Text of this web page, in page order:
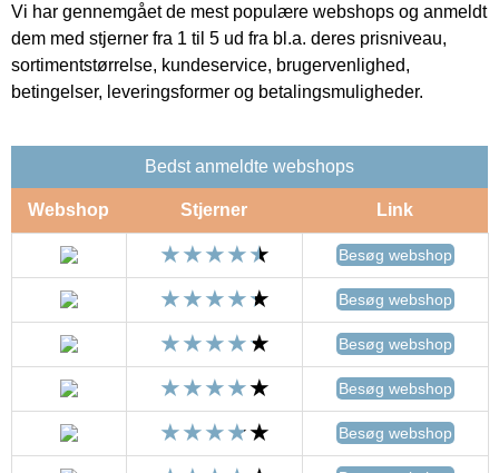
Vi har gennemgået de mest populære webshops og anmeldt
dem med stjerner fra 1 til 5 ud fra bl.a. deres prisniveau,
sortimentstørrelse, kundeservice, brugervenlighed,
betingelser, leveringsformer og betalingsmuligheder.
Bedst anmeldte webshops
Webshop Stjerner Link
Besøg webshop
Besøg webshop
Besøg webshop
Besøg webshop
Besøg webshop